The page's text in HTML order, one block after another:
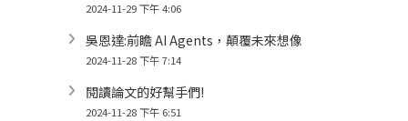
2024-11-29 下午 4:06
吳恩達:前瞻 AI Agents，顛覆未來想像
2024-11-28 下午 7:14
閱讀論文的好幫手們!
2024-11-28 下午 6:51